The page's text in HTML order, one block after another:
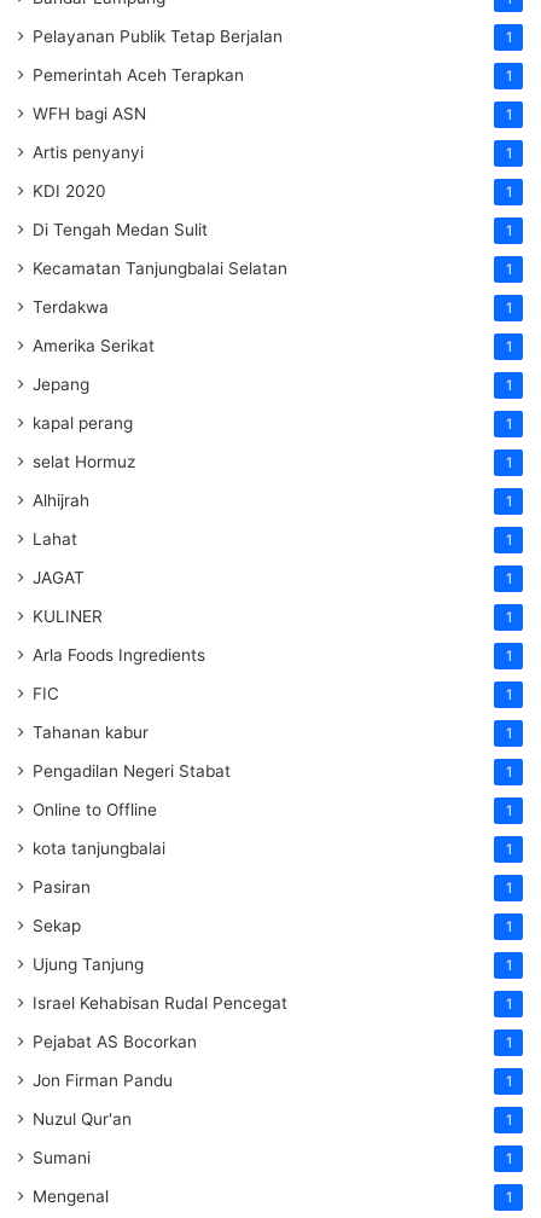
Pelayanan Publik Tetap Berjalan 1
Pemerintah Aceh Terapkan 1
WFH bagi ASN 1
Artis penyanyi 1
KDI 2020 1
Di Tengah Medan Sulit 1
Kecamatan Tanjungbalai Selatan 1
Terdakwa 1
Amerika Serikat 1
Jepang 1
kapal perang 1
selat Hormuz 1
Alhijrah 1
Lahat 1
JAGAT 1
KULINER 1
Arla Foods Ingredients 1
FIC 1
Tahanan kabur 1
Pengadilan Negeri Stabat 1
Online to Offline 1
kota tanjungbalai 1
Pasiran 1
Sekap 1
Ujung Tanjung 1
Israel Kehabisan Rudal Pencegat 1
Pejabat AS Bocorkan 1
Jon Firman Pandu 1
Nuzul Qur'an 1
Sumani 1
Mengenal 1